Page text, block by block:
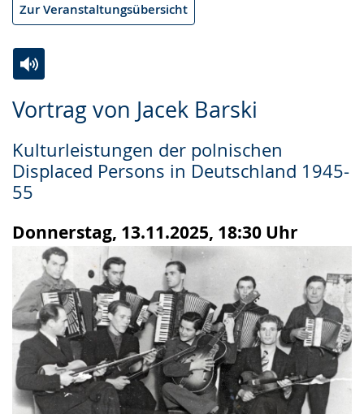
Zur Veranstaltungsübersicht
Vortrag von Jacek Barski
Kulturleistungen der polnischen
Displaced Persons in Deutschland 1945-
55
Donnerstag, 13.11.2025, 18:30 Uhr
Leichten
wechseln.
Audio-
Video
Deutscher
Gebärdensprache
angezeigt.